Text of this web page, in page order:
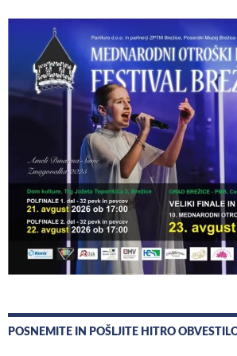
POSNEMITE IN POŠLJITE HITRO